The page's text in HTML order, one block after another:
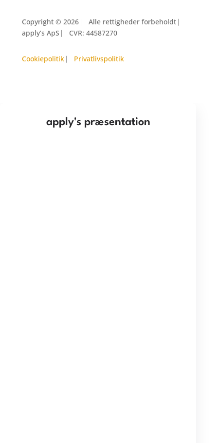
Copyright © 2026 ⎸ Alle rettigheder forbeholdt ⎸
apply’s ApS ⎸ CVR: 44587270
Cookiepolitik ⎸ Privatlivspolitik
apply's præsentation